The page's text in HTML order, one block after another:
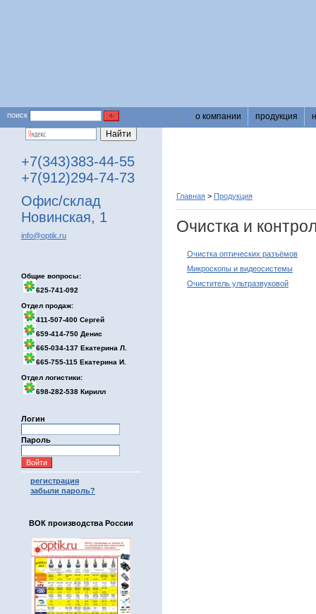
поиск о компании продукция
+7(343)383-44-55
+7(912)294-74-73
Офис/склад
Новинская, 1
info@optik.ru
Общие вопросы:
625-741-092
Отдел продаж:
411-507-400 Сергей
659-414-750 Денис
665-034-137 Екатерина Л.
665-755-115 Екатерина И.
Отдел логистики:
698-282-538 Кирилл
Логин
Пароль
регистрация
забыли пароль?
ВОК производства России
Главная > Продукция
Очистка и
Очистка оптических разъёмов
Микроскопы и видеосистемы
Очиститель ультразвуковой